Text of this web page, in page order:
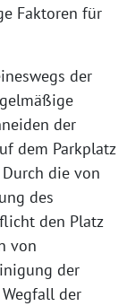
Faktoren für
der
der
dem Parkplatz
die von
des
den Platz
von
der
der